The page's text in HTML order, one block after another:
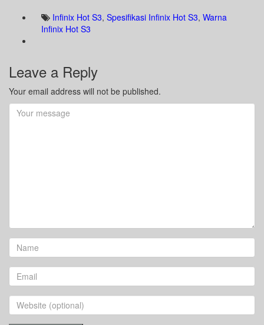
Infinix Hot S3, Spesifikasi Infinix Hot S3, Warna
Infinix Hot S3
Leave a Reply
Your email address will not be published.